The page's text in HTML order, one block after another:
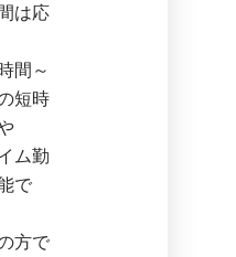
は応
間～
短時
ム勤
で
方で